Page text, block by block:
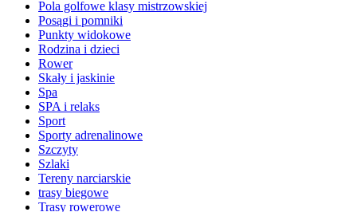
Pola golfowe klasy mistrzowskiej
Posągi i pomniki
Punkty widokowe
Rodzina i dzieci
Rower
Skały i jaskinie
Spa
SPA i relaks
Sport
Sporty adrenalinowe
Szczyty
Szlaki
Tereny narciarskie
trasy biegowe
Trasy rowerowe